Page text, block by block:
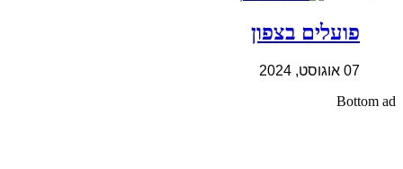
פועלים בצפון
07 אוגוסט, 2024
Bottom ad